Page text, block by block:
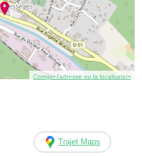
Corriger l’adresse ou la localisation
Trajet Maps